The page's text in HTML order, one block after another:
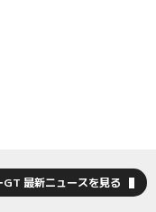
最新ニュースを見る